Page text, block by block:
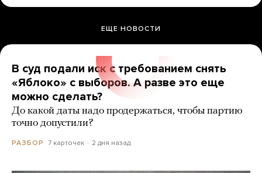
ЕЩЕ НОВОСТИ
В суд подали иск с требованием снять
«Яблоко» с выборов. А разве это еще
можно сделать?
До какой даты надо продержаться, чтобы партию
точно допустили?
РАЗБОР 7 карточек 2 дня назад